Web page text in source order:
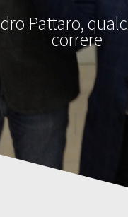
Pattaro,
correre